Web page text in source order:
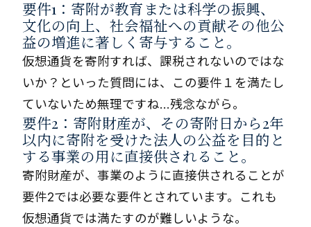
要件1：寄附が教育または科学の振興、
文化の向上、社会福祉への貢献その他公
益の増進に著しく寄与すること。
仮想通貨を寄附すれば、課税されないのではな
いか？といった質問には、この要件１を満たし
ていないため無理ですね…残念ながら。
要件2：寄附財産が、その寄附日から2年
以内に寄附を受けた法人の公益を目的と
する事業の用に直接供されること。
寄附財産が、事業のように直接供されることが
要件2では必要な要件とされています。これも
仮想通貨では満たすのが難しいような。